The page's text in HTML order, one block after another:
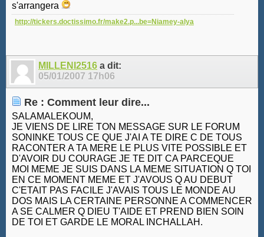
s'arrangera
http://tickers.doctissimo.fr/make2.p...be=Niamey-alya
MILLENI2516 a dit:
05/01/2007 17h06
Re : Comment leur dire...
SALAMALEKOUM,
JE VIENS DE LIRE TON MESSAGE SUR LE FORUM
SONINKE TOUS CE QUE J'AI A TE DIRE C DE TOUS
RACONTER A TA MERE LE PLUS VITE POSSIBLE ET
D'AVOIR DU COURAGE JE TE DIT CA PARCEQUE
MOI MEME JE SUIS DANS LA MEME SITUATION Q TOI
EN CE MOMENT MEME ET J'AVOUS Q AU DEBUT
C'ETAIT PAS FACILE J'AVAIS TOUS LE MONDE AU
DOS MAIS LA CERTAINE PERSONNE A COMMENCER
A SE CALMER Q DIEU T'AIDE ET PREND BIEN SOIN
DE TOI ET GARDE LE MORAL INCHALLAH.